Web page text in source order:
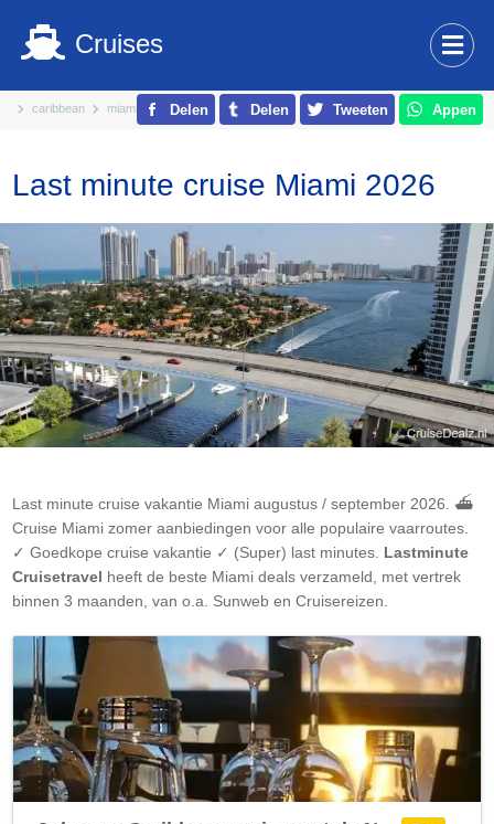
caribbean miami florida
Cruises
Last minute cruise Miami 2026
Delen Delen Tweeten Appen
Last minute cruise vakantie Miami augustus / september 2026. ⛴
Cruise Miami zomer aanbiedingen voor alle populaire vaarroutes.
✓ Goedkope cruise vakantie ✓ (Super) last minutes. Lastminute
Cruisetravel heeft de beste Miami deals verzameld, met vertrek
binnen 3 maanden, van o.a. Sunweb en Cruisereizen.